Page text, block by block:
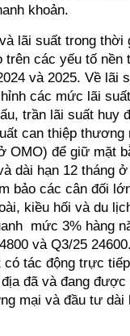
khoản.
lãi suất trong thời
các yếu tố nền
và 2025. Về lãi
các mức lãi
trần lãi suất huy
can thiệp thương
OMO) để giữ mặt
dài hạn 12 tháng
bảo các cân đối
kiều hối và du
mức 3% hàng
và Q3/25
tác động trực
đã và đang
mại và đầu tư dài